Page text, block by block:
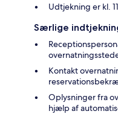
Udtjekning er kl.
Særlige
Kontakt
Oplysninger fra
hjælp af